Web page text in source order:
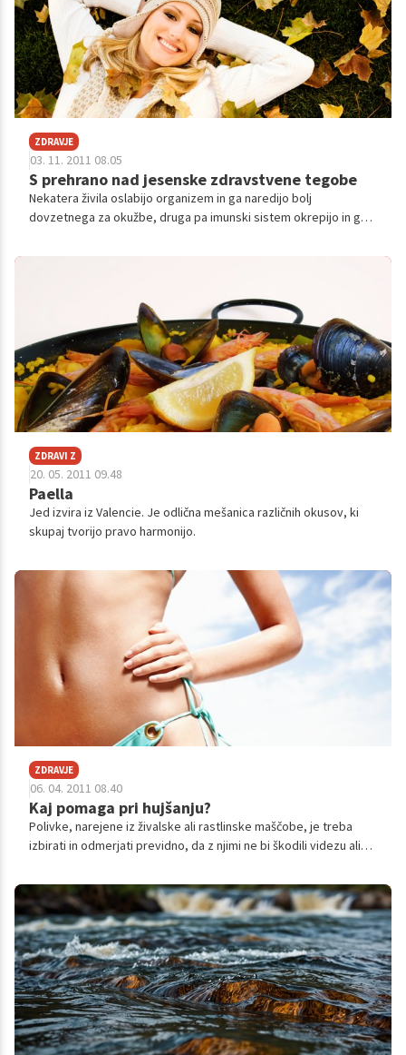
ZDRAVJE
03. 11. 2011 08.05
S prehrano nad jesenske zdravstvene tegobe
Nekatera živila oslabijo organizem in ga naredijo bolj
dovzetnega za okužbe, druga pa imunski sistem okrepijo in ga
ZDRAVI Z
20. 05. 2011 09.48
Paella
Jed izvira iz Valencie. Je odlična mešanica različnih okusov, ki
skupaj tvorijo pravo harmonijo.
ZDRAVJE
06. 04. 2011 08.40
Kaj pomaga pri hujšanju?
Polivke, narejene iz živalske ali rastlinske maščobe, je treba
izbirati in odmerjati previdno, da z njimi ne bi škodili videzu ali
izbrati?